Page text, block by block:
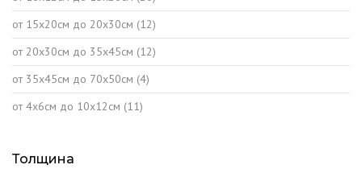
от 15х20см до 20х30см (12)
от 20х30см до 35х45см (12)
от 35х45см до 70х50см (4)
от 4х6см до 10х12см (11)
Толщина